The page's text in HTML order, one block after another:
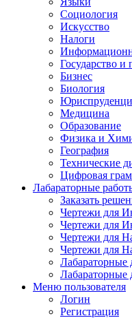
Социология
Искусство
Налоги
Государство и
Бизнес
Биология
Медицина
Образование
Физика и
География
Технические
Цифровая
Лабараторные
Заказать
Чертежи для
Чертежи для
Чертежи для
Чертежи для
Лабараторные
Лабараторные
Меню пользователя
Логин
Регистрация